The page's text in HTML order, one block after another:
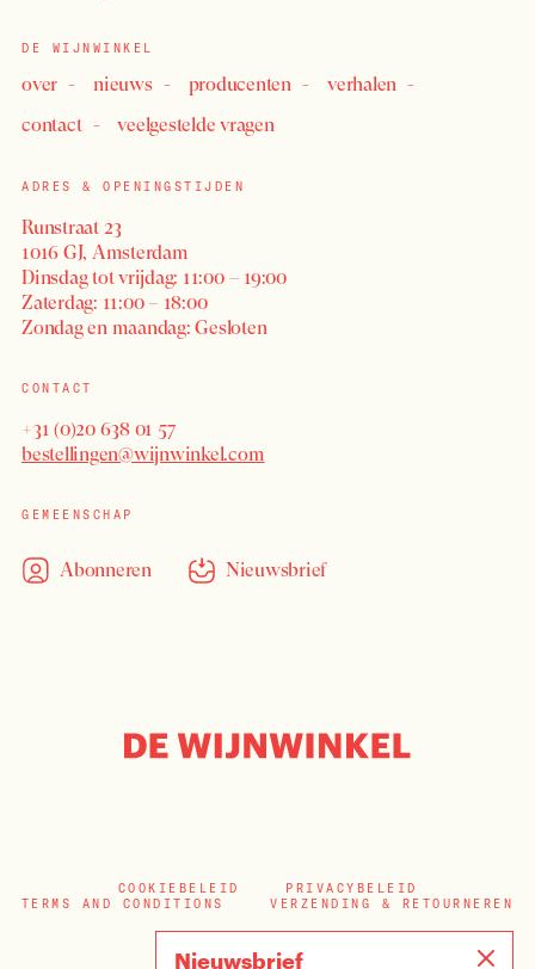
DE WIJNWINKEL
over nieuws producenten
verhalen
contact
veelgestelde vragen
ADRES & OPENINGSTIJDEN
Runstraat 23
1016 GJ, Amsterdam
Dinsdag tot vrijdag: 11:00 – 19:00
Zaterdag: 11:00 – 18:00
Zondag en maandag: Gesloten
CONTACT
+31 (0)20 638 01 57
bestellingen@wijnwinkel.com
GEMEENSCHAP
Abonneren Nieuwsbrief
COOKIEBELEID
PRIVACYBELEID
TERMS AND CONDITIONS
VERZENDING & RETOURNEREN
Nieuwsbrief